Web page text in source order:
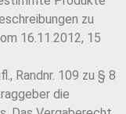
zu
16.11.2012, 15
Randnr. 109 zu § 8
die